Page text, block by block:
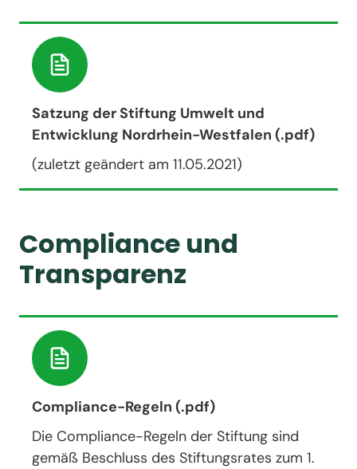
Satzung der Stiftung Umwelt und
Entwicklung Nordrhein-Westfalen (.pdf)
(zuletzt geändert am 11.05.2021)
Compliance und
Transparenz
Compliance-Regeln (.pdf)
Die Compliance-Regeln der Stiftung sind
gemäß Beschluss des Stiftungsrates zum 1.